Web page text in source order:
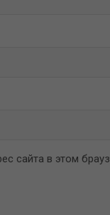
сайта в этом